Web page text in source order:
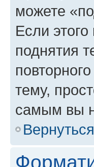
можете
Если
поднятия
тему,
самым вы